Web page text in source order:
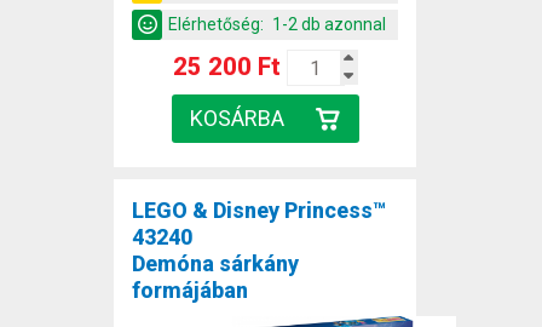
Elérhetőség: 1-2 db azonnal
25 200 Ft
LEGO & Disney Princess™
43240
Demóna sárkány
formájában